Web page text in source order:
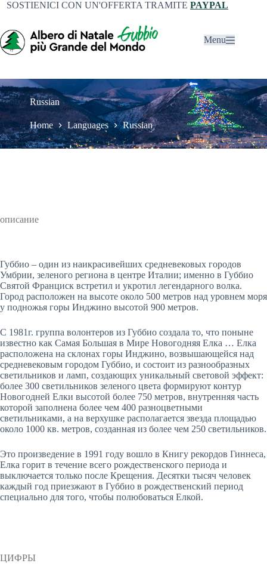
SOSTIENICI CON UN'OFFERTA TRAMITEPAYPAL
Menu
Russian
Home Languages Russian
описание
Губбио – один из наикрасивейших средневековых городов
Умбрии, зеленого региона в центре Италии; именно в Губбио
Святой Франциск встретил и укротил легендарного волка.
Город расположен на высоте около 500 метров над уровнем моря
у подножья горы Инджино высотой 900 метров.
С 1981г. группа волонтеров из Губбио создала то, что поныне
известно как Самая Большая в Мире Новогодняя Елка … Елка
расположена на склонах горы Инджино, возвышающейся над
средневековым городом Губбио, и состоит из разнообразных
светильников и ламп, создающих уникальный световой эффект:
более 300 светильников зеленого цвета формируют контур
Новогодней Елки высотой более 750 метров, внутренняя часть
которой заполнена более чем 400 разноцветными
светильниками, а на верхушке располагается звезда площадью
около 1000 кв. метров, созданная из более чем 250 светильников.
Это произведение в 1991 году вошло в Книгу рекордов Гиннеса,
Елка горит в течение всего рождественского периода и
выключается только после Крещения. Десятки тысяч человек
каждый год приезжают в Губбио в рождественский период
специально для того, чтобы полюбоваться Елкой.
ЦИФРЫ